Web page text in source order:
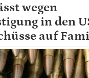
wegen
in den
auf